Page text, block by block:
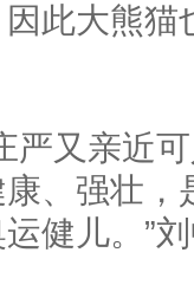
此大熊猫
严又亲近
、强壮
健儿。”